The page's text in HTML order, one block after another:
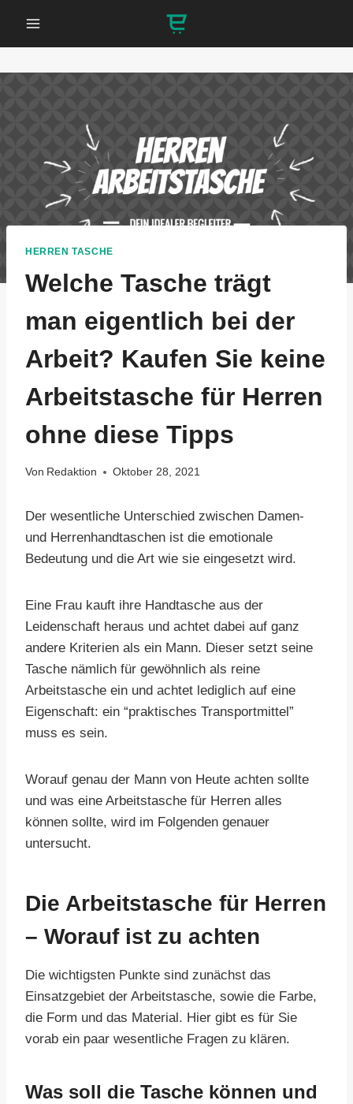
Inhalt
springen
HERREN TASCHE
Welche Tasche trägt
man eigentlich bei der
Arbeit? Kaufen Sie keine
Arbeitstasche für Herren
ohne diese Tipps
Von Redaktion Oktober 28, 2021
Der wesentliche Unterschied zwischen Damen-
und Herrenhandtaschen ist die emotionale
Bedeutung und die Art wie sie eingesetzt wird.
Eine Frau kauft ihre Handtasche aus der
Leidenschaft heraus und achtet dabei auf ganz
andere Kriterien als ein Mann. Dieser setzt seine
Tasche nämlich für gewöhnlich als reine
Arbeitstasche ein und achtet lediglich auf eine
Eigenschaft: ein “praktisches Transportmittel”
muss es sein.
Worauf genau der Mann von Heute achten sollte
und was eine Arbeitstasche für Herren alles
können sollte, wird im Folgenden genauer
untersucht.
Die Arbeitstasche für Herren
– Worauf ist zu achten
Die wichtigsten Punkte sind zunächst das
Einsatzgebiet der Arbeitstasche, sowie die Farbe,
die Form und das Material. Hier gibt es für Sie
vorab ein paar wesentliche Fragen zu klären.
Was soll die Tasche können und